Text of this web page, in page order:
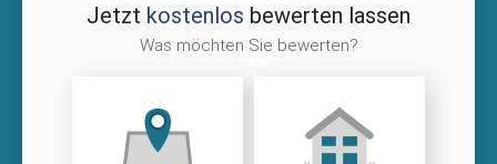
Jetzt kostenlos bewerten lassen
Was möchten Sie bewerten?